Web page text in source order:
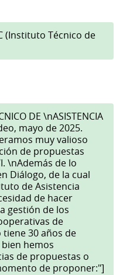
(Instituto Técnico de
DE \nASISTENCIA
mayo de 2025.
muy valioso
de propuestas
\nAdemás de lo
Diálogo, de la cual
de Asistencia
de hacer
gestión de los
de
30 años de
hemos
de propuestas o
de proponer:"]